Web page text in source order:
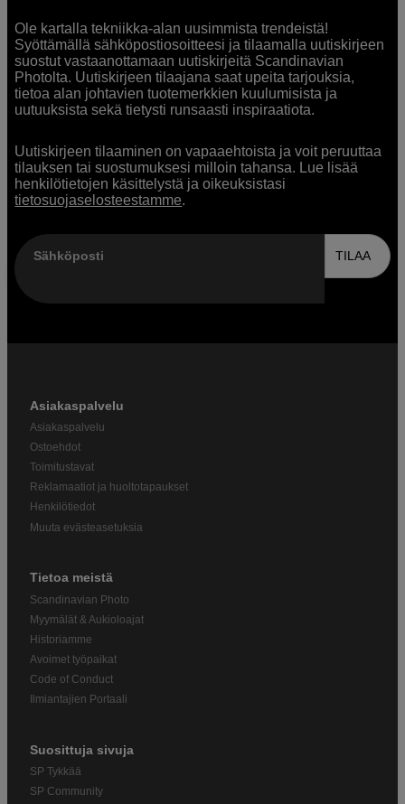
Ole kartalla tekniikka-alan uusimmista trendeistä!
Syöttämällä sähköpostiosoitteesi ja tilaamalla uutiskirjeen
suostut vastaanottamaan uutiskirjeitä Scandinavian
Photolta. Uutiskirjeen tilaajana saat upeita tarjouksia,
tietoa alan johtavien tuotemerkkien kuulumisista ja
uutuuksista sekä tietysti runsaasti inspiraatiota.
Uutiskirjeen tilaaminen on vapaaehtoista ja voit peruuttaa
tilauksen tai suostumuksesi milloin tahansa. Lue lisää
henkilötietojen käsittelystä ja oikeuksistasi
tietosuojaselosteestamme.
Sähköposti TILAA
Asiakaspalvelu
Asiakaspalvelu
Ostoehdot
Toimitustavat
Reklamaatiot ja huoltotapaukset
Henkilötiedot
Muuta evästeasetuksia
Tietoa meistä
Scandinavian Photo
Myymälät & Aukioloajat
Historiamme
Avoimet työpaikat
Code of Conduct
Ilmiantajien Portaali
Suosittuja sivuja
SP Tykkää
SP Community